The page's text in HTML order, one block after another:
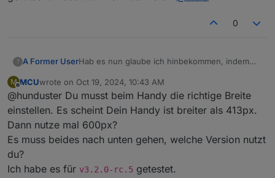
0
? A Former UserHab es nun glaube ich hinbekommen, indem
dem Dashboard. Da durch ist alles ein paar Pixel
nach unten gerutscht. Passt für mich. Danke dir
@MCU !
M
Offline
MCUwrote on Oct 19, 2024, 10:43 AM
last edited by
@hunduster Du musst beim Handy die richtige Breite
einstellen. Es scheint Dein Handy ist breiter als 413px.
Dann nutze mal 600px?
Es muss beides nach unten gehen, welche Version nutzt
du?
Ich habe es für v3.2.0-rc.5 getestet.